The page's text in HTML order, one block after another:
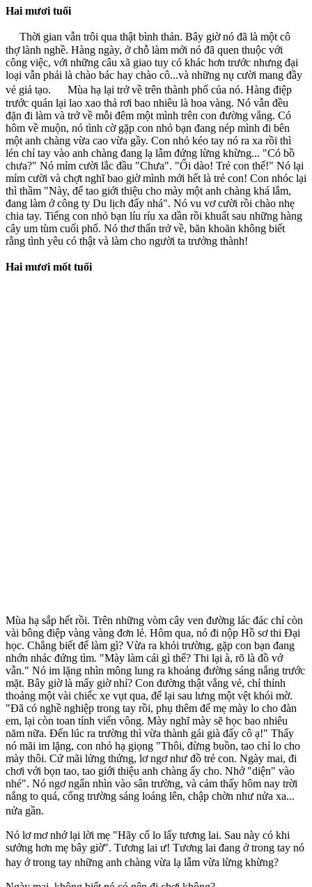
Hai mươi tuổi
Thời gian vẫn trôi qua thật bình thản. Bây giờ nó đã là một cô
thợ lành nghề. Hàng ngày, ở chỗ làm mới nó đã quen thuộc với
công việc, với những câu xã giao tuy có khác hơn trước nhưng đại
loại vẫn phải là chào bác hay chào cô...và những nụ cười mang đầy
vẻ giả tạo. Mùa hạ lại trở về trên thành phố của nó. Hàng điệp
trước quán lại lao xao thả rơi bao nhiêu là hoa vàng. Nó vẫn đều
đặn đi làm và trở về mỗi đêm một mình trên con đường vắng. Có
hôm về muộn, nó tình cờ gặp con nhỏ bạn đang nép mình đi bên
một anh chàng vừa cao vừa gầy. Con nhỏ kéo tay nó ra xa rồi thì
lén chỉ tay vào anh chàng đang lạ lẫm đứng lừng khừng... "Có bồ
chưa?" Nó mỉm cười lắc đầu "Chưa". "Ối dào! Trẻ con thế!" Nó lại
mỉm cười và chợt nghĩ bao giờ mình mới hết là trẻ con! Con nhóc lại
thì thầm "Này, để tao giới thiệu cho mày một anh chàng khá lắm,
đang làm ở công ty Du lịch đấy nhá". Nó vu vơ cười rồi chào nhẹ
chia tay. Tiếng con nhỏ bạn líu ríu xa dần rồi khuất sau những hàng
cây um tùm cuối phố. Nó thơ thẩn trở về, băn khoăn không biết
rằng tình yêu có thật và làm cho người ta trưởng thành!
Hai mươi mốt tuổi
Mùa hạ sắp hết rồi. Trên những vòm cây ven đường lác đác chỉ còn
vài bông điệp vàng vàng đơn lẻ. Hôm qua, nó đi nộp Hồ sơ thi Ðại
học. Chẳng biết để làm gì? Vừa ra khỏi trường, gặp con bạn đang
nhớn nhác đứng tìm. "Mày làm cái gì thế? Thi lại à, rõ là đồ vớ
vẫn." Nó im lặng nhìn mông lung ra khoảng đường sáng nắng trước
mặt. Bây giờ là mấy giờ nhỉ? Con đường thật vắng vẻ, chỉ thỉnh
thoảng một vài chiếc xe vụt qua, để lại sau lưng một vệt khói mờ.
"Ðã có nghề nghiệp trong tay rồi, phụ thêm để mẹ mày lo cho đàn
em, lại còn toan tính viển vông. Mày nghĩ mày sẽ học bao nhiêu
năm nữa. Ðến lúc ra trường thì vừa thành gái già đấy cô ạ!" Thấy
nó mãi im lặng, con nhỏ hạ giọng "Thôi, đừng buồn, tao chỉ lo cho
mày thôi. Cứ mãi lửng thửng, lơ ngơ như đồ trẻ con. Ngày mai, đi
chơi với bọn tao, tao giới thiệu anh chàng ấy cho. Nhớ "diện" vào
nhé". Nó ngơ ngẩn nhìn vào sân trường, và cảm thấy hôm nay trời
nắng to quá, cổng trường sáng loáng lên, chập chờn như nửa xa...
nửa gần.
Nó lơ mơ nhớ lại lời mẹ "Hãy cố lo lấy tương lai. Sau này có khi
sướng hơn mẹ bây giờ". Tương lai ư! Tương lai đang ở trong tay nó
hay ở trong tay những anh chàng vừa lạ lẫm vừa lừng khừng?